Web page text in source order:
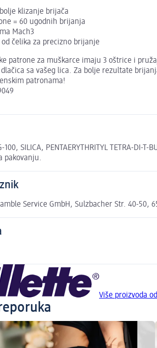
klizanje brijača
= 60 ugodnih brijanja
Mach3
čelika za precizno brijanje
patrone za muškarce imaju 3 oštrice i
sa vašeg lica. Za bolje rezultate
patronama!
100, SILICA, PENTAERYTHRITYL TETRA-DI-
pakovanju.
Service GmbH, Sulzbacher Str. 40-
Više proizvoda